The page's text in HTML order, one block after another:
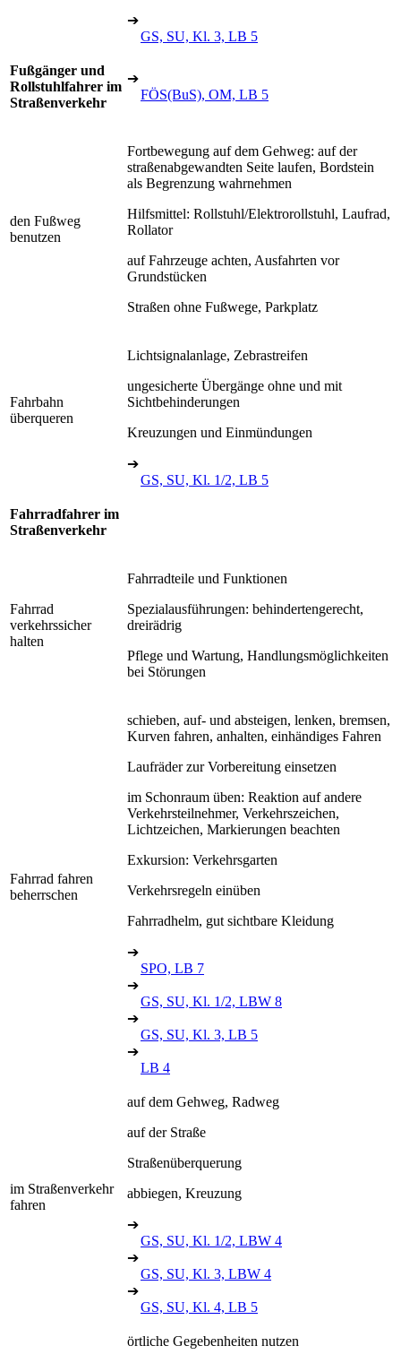
➔
GS, SU, Kl. 3, LB 5
Fußgänger und
Rollstuhlfahrer im
Straßenverkehr
➔
FÖS(BuS), OM, LB 5
den Fußweg
benutzen
Fortbewegung auf dem Gehweg: auf der
straßenabgewandten Seite laufen, Bordstein
als Begrenzung wahrnehmen
Hilfsmittel: Rollstuhl/Elektrorollstuhl, Laufrad,
Rollator
auf Fahrzeuge achten, Ausfahrten vor
Grundstücken
Straßen ohne Fußwege, Parkplatz
Fahrbahn
überqueren
Lichtsignalanlage, Zebrastreifen
ungesicherte Übergänge ohne und mit
Sichtbehinderungen
Kreuzungen und Einmündungen
➔
GS, SU, Kl. 1/2, LB 5
Fahrradfahrer im
Straßenverkehr
Fahrrad
verkehrssicher
halten
Fahrradteile und Funktionen
Spezialausführungen: behindertengerecht,
dreirädrig
Pflege und Wartung, Handlungsmöglichkeiten
bei Störungen
Fahrrad fahren
beherrschen
schieben, auf- und absteigen, lenken, bremsen,
Kurven fahren, anhalten, einhändiges Fahren
Laufräder zur Vorbereitung einsetzen
im Schonraum üben: Reaktion auf andere
Verkehrsteilnehmer, Verkehrszeichen,
Lichtzeichen, Markierungen beachten
Exkursion: Verkehrsgarten
Verkehrsregeln einüben
Fahrradhelm, gut sichtbare Kleidung
➔
SPO, LB 7
➔
GS, SU, Kl. 1/2, LBW 8
➔
GS, SU, Kl. 3, LB 5
➔
LB 4
im Straßenverkehr
fahren
auf dem Gehweg, Radweg
auf der Straße
Straßenüberquerung
abbiegen, Kreuzung
➔
GS, SU, Kl. 1/2, LBW 4
➔
GS, SU, Kl. 3, LBW 4
➔
GS, SU, Kl. 4, LB 5
örtliche Gegebenheiten nutzen